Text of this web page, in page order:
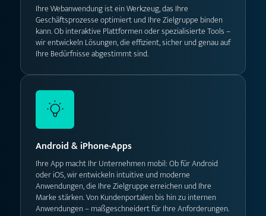
Ihre Webanwendung ist ein Werkzeug, das Ihre
Geschäftsprozesse optimiert und Ihre Zielgruppe binden
kann. Ob interaktive Plattformen oder spezialisierte Tools –
wir entwickeln Lösungen, die effizient, sicher und genau auf
Ihre Bedürfnisse abgestimmt sind.
Android & iPhone-Apps
Ihre App macht Ihr Unternehmen mobil: Ob für Android
oder iOS, wir entwickeln intuitive und moderne
Anwendungen, die Ihre Zielgruppe erreichen und Ihre
Marke stärken. Von Kundenportalen bis hin zu internen
Anwendungen – maßgeschneidert für Ihre Anforderungen.